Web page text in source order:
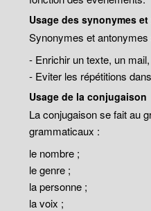
Usage des synonymes
Synonymes et antonymes
- Enrichir un texte, un
- Eviter les répétitions
Usage de la conjugaison
La conjugaison se fait au
grammaticaux :
le nombre ;
le genre ;
la personne ;
la voix ;